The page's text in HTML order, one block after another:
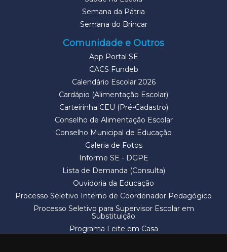
Semana da Pátria
Semana do Brincar
Comunidade e Outros
App Portal SE
CACS Fundeb
Calendário Escolar 2026
Cardápio (Alimentação Escolar)
Carteirinha CEU (Pré-Cadastro)
Conselho de Alimentação Escolar
Conselho Municipal de Educação
Galeria de Fotos
Informe SE - DGPE
Lista de Demanda (Consulta)
Ouvidoria da Educação
Processo Seletivo Interno de Coordenador Pedagógico
Processo Seletivo para Supervisor Escolar em
Substituição
Programa Leite em Casa